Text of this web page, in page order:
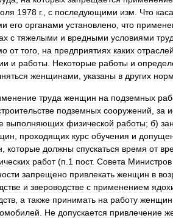
1978 г., с последующими изм Что
его органами установлено что
с тяжелыми и вредными условиями
от того на предприятиях каких отраслей
и работы Некоторые работы и
женщинами указаны в других
труда женщин на подземных
подземных сооружений за
выполняющих физической работы; б)
проходящих курс обучения и
которые должны спускаться время от
работ(п 1 пост. Совета Министров
запрещено привлекать женщин в
и звероводстве с применением
а также принимать на работу женщин
Не допускается привлечение